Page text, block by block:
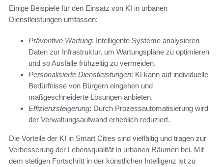
Einige Beispiele für den Einsatz von KI in urbanen
Dienstleistungen umfassen:
Präventive Wartung: Intelligente Systeme analysieren
Daten zur Infrastruktur, um Wartungspläne zu optimieren
und so Ausfälle frühzeitig zu vermeiden.
Personalisierte Dienstleistungen: KI kann auf individuelle
Bedürfnisse von Bürgern eingehen und
maßgeschneiderte Lösungen anbieten.
Effizienzsteigerung: Durch Prozessautomatisierung wird
der Verwaltungsaufwand erheblich reduziert.
Die Vorteile der KI in Smart Cities sind vielfältig und tragen zur
Verbesserung der Lebensqualität in urbanen Räumen bei. Mit
dem stetigen Fortschritt in der künstlichen Intelligenz ist zu